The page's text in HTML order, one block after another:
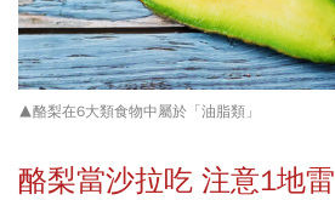
▲酪梨在6大類食物中屬於「油脂類」
酪梨當沙拉吃 注意1地雷